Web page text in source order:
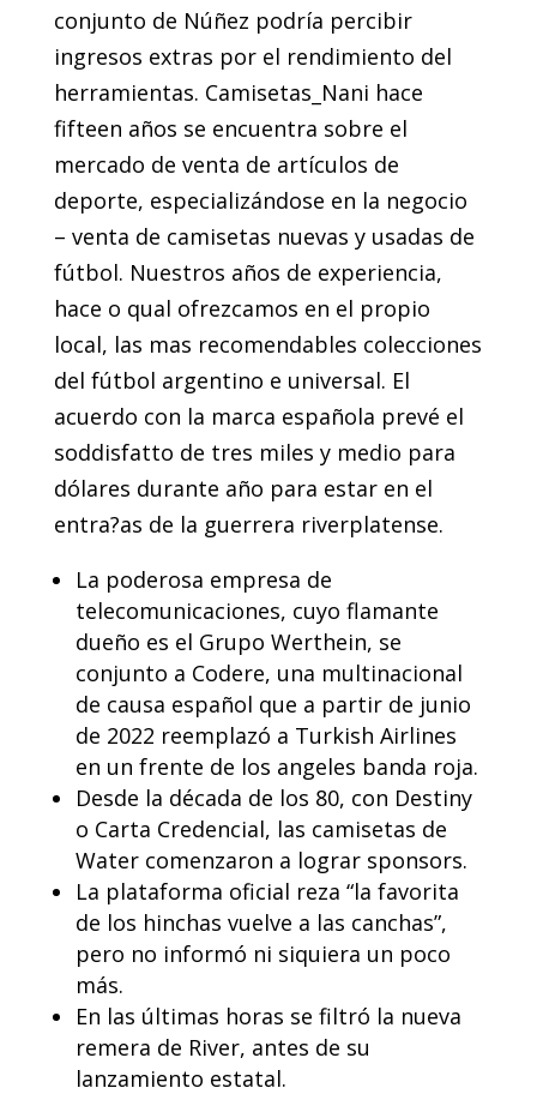
conjunto de Núñez podría percibir
ingresos extras por el rendimiento del
herramientas. Camisetas_Nani hace
fifteen años se encuentra sobre el
mercado de venta de artículos de
deporte, especializándose en la negocio
– venta de camisetas nuevas y usadas de
fútbol. Nuestros años de experiencia,
hace o qual ofrezcamos en el propio
local, las mas recomendables colecciones
del fútbol argentino e universal. El
acuerdo con la marca española prevé el
soddisfatto de tres miles y medio para
dólares durante año para estar en el
entra?as de la guerrera riverplatense.
La poderosa empresa de
telecomunicaciones, cuyo flamante
dueño es el Grupo Werthein, se
conjunto a Codere, una multinacional
de causa español que a partir de junio
de 2022 reemplazó a Turkish Airlines
en un frente de los angeles banda roja.
Desde la década de los 80, con Destiny
o Carta Credencial, las camisetas de
Water comenzaron a lograr sponsors.
La plataforma oficial reza “la favorita
de los hinchas vuelve a las canchas”,
pero no informó ni siquiera un poco
más.
En las últimas horas se filtró la nueva
remera de River, antes de su
lanzamiento estatal.